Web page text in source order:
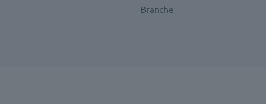
Branche